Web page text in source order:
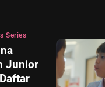
Series
Junior